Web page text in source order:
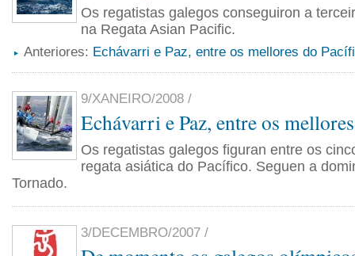
Os regatistas galegos conseguiron a
na Regata Asian Pacific.
Anteriores: Echávarri e Paz, entre os mellores do
9/XANEIRO/2008 /
Echávarri e Paz, entre os
Os regatistas galegos figuran entre os
regata asiática do Pacífico. Seguen a
Tornado.
3/DECEMBRO/2007 /